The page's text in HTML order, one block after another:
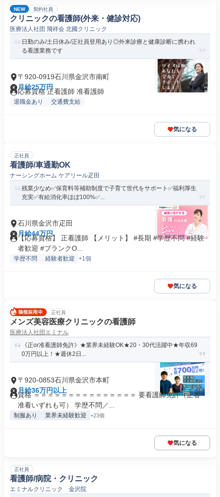
NEW 契約社員
クリニックの看護師(外来・健診対応)
医療法人社団 飛祥会 北國クリニック
日勤のみ/土日休み/正社員登用あり◎外来診療と健康診断に携われ
る看護業務です
〒920-0919石川県金沢市南町
月給25万円
応募資格 正看護師 准看護師
退職金あり 交通費支給
気になる
正社員
看護師/車通勤OK
ナーシングホーム ケアリール疋田
残業少なめ✅保育料等補助制度で子育て世代をサポート✅福利厚生
充実✅有給消化率ほぼ100%✅...
石川県金沢市疋田
月給44万円
【応募資格】 正看護師 【メリット】 #長期 #学歴不問 #経験
者歓迎 #ブランクO...
学歴不問 経験者歓迎 +1個
気になる
正社員
メンズ美容医療クリニックの看護師
医療法人社団エミナル
《正or准看護師免許》★業界未経験OK★20・30代活躍中★年収69
0万円以上！★週休2日...
〒920-0853石川県金沢市本町
月給36万円以上
資格 ＝＝＝＝＝＝＝＝＝＝＝＝＝＝＝ 要看護師免許（正看・
准看いずれも可） 学歴不問／...
制服あり 業界未経験歓迎 +23個
気になる
正社員
看護師/病院・クリニック
エミナルクリニック 金沢院